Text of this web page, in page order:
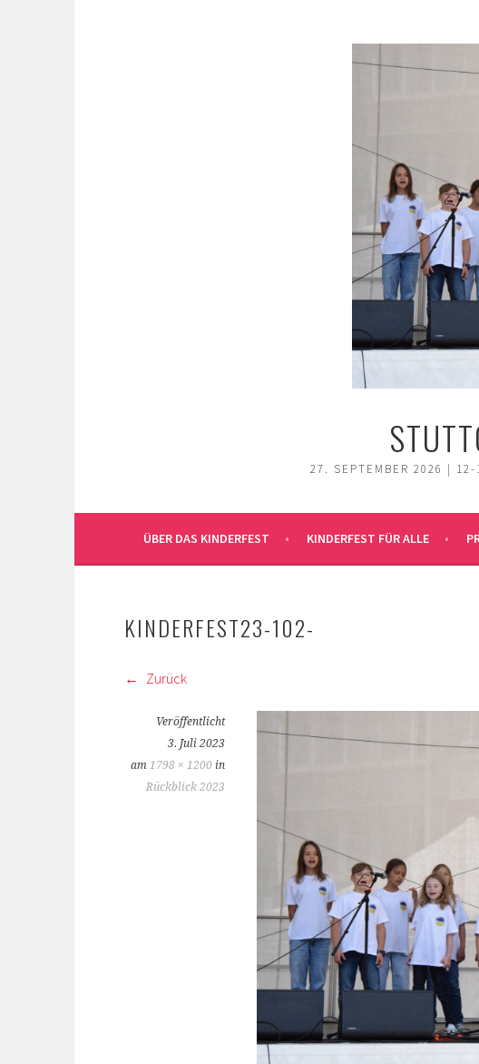
27. SEPTEMBER 2026 | 12-
ÜBER DAS KINDERFEST KINDERFEST FÜR ALLE
KINDERFEST23-102-
Zurück
Veröffentlicht
3. Juli 2023
am 1798 × 1200 in
Rückblick 2023